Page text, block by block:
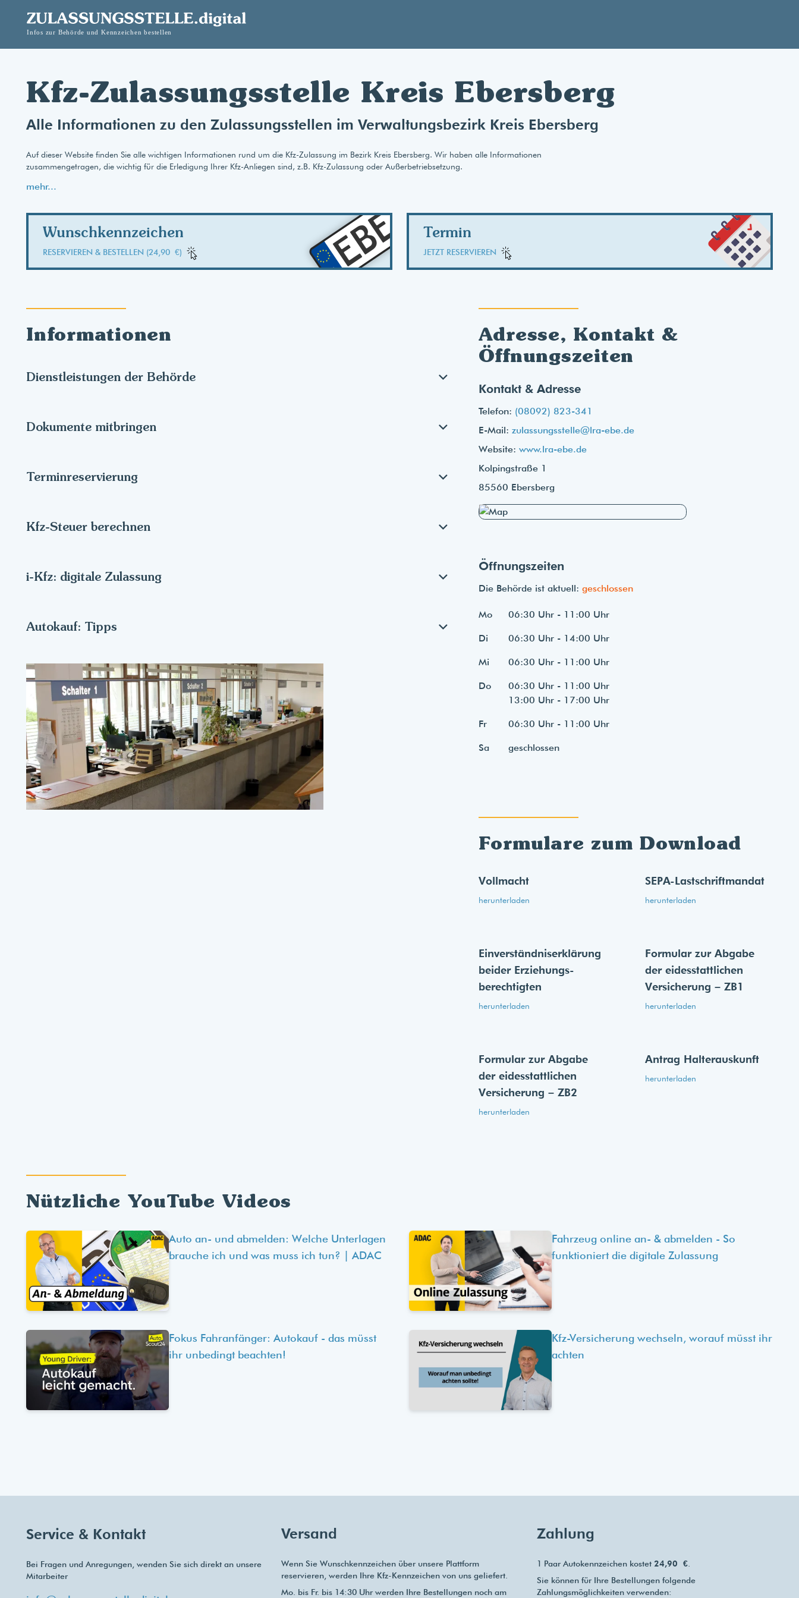
Kfz-Zulassungsstelle Kreis Ebersberg
Alle Informationen zu den Zulassungsstellen im Verwaltungsbezirk Kreis Ebersberg
Auf dieser Website finden Sie alle wichtigen Informationen rund um die Kfz-Zulassung im Bezirk Kreis Ebersberg. Wir haben alle Informationen
zusammengetragen, die wichtig für die Erledigung Ihrer Kfz-Anliegen sind, z.B. Kfz-Zulassung oder Außerbetriebsetzung.
mehr...
Wunschkennzeichen
RESERVIEREN & BESTELLEN (24,90 €) EBEABTermin
JETZT RESERVIEREN
Informationen
Dienstleistungen der Behörde
Dokumente mitbringen
Terminreservierung
Kfz-Steuer berechnen
i-Kfz: digitale Zulassung
Autokauf: Tipps
Adresse, Kontakt &
Öffnungszeiten
Kontakt & Adresse
Telefon: (08092) 823-341
E-Mail: zulassungsstelle@lra-ebe.de
Website: www.lra-ebe.de
Kolpingstraße 1
85560 Ebersberg
Öffnungszeiten
Die Behörde ist aktuell: geschlossen
Mo 06:30 Uhr - 11:00 Uhr
Di 06:30 Uhr - 14:00 Uhr
Mi 06:30 Uhr - 11:00 Uhr
Do
06:30 Uhr - 11:00 Uhr
13:00 Uhr - 17:00 Uhr
Fr 06:30 Uhr - 11:00 Uhr
Sa geschlossen
Formulare zum Download
Vollmacht
herunterladen
SEPA-Lastschriftmandat
herunterladen
Einverständnis­erklärung
beider Erziehungs­
berechtigten
herunterladen
Formular zur Abgabe
der eides­stattlichen
Versicherung – ZB1
herunterladen
Formular zur Abgabe
der eides­stattlichen
Versicherung – ZB2
herunterladen
Antrag Halterauskunft
herunterladen
Nützliche YouTube Videos
Auto an- und abmelden: Welche Unterlagen
brauche ich und was muss ich tun? | ADAC
Fahrzeug online an- & abmelden - So
funktioniert die digitale Zulassung
Fokus Fahranfänger: Autokauf - das müsst
ihr unbedingt beachten!
Kfz-Versicherung wechseln, worauf müsst ihr
achten
Service & Kontakt
Bei Fragen und Anregungen, wenden Sie sich direkt an unsere
Mitarbeiter
Versand
Wenn Sie Wunschkennzeichen über unsere Plattform
reservieren, werden Ihre Kfz-Kennzeichen von uns geliefert.
Mo. bis Fr. bis 14:30 Uhr werden Ihre Bestellungen noch am
Zahlung
1 Paar Autokennzeichen kostet 24,90 €.
Sie können für Ihre Bestellungen folgende
Zahlungsmöglichkeiten verwenden: